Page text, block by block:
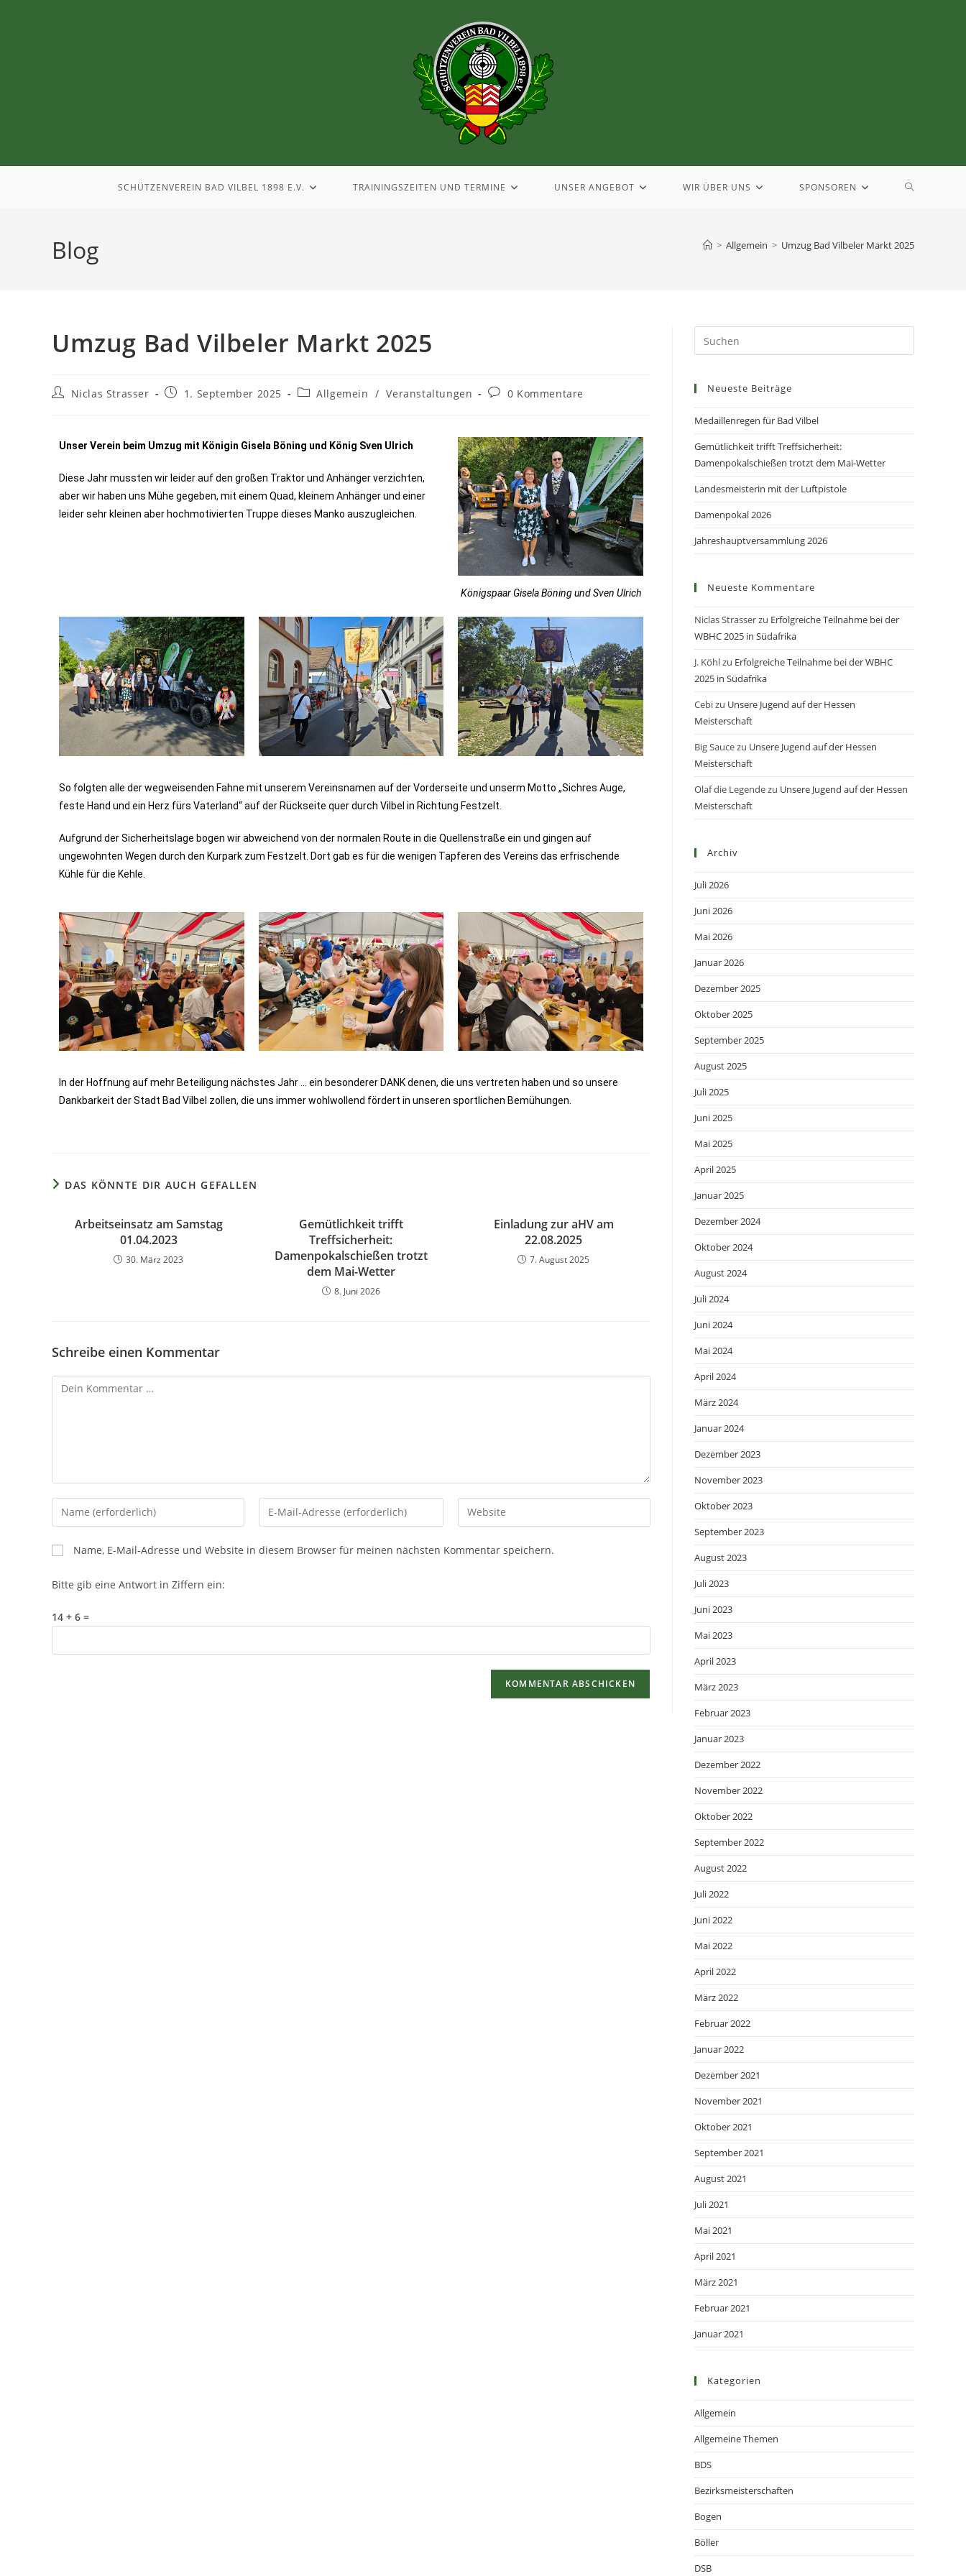
SCHÜTZENVEREIN BAD VILBEL 1898 E.V. TRAININGSZEITEN UND TERMINE UNSER ANGEBOT WIR ÜBER UNS SPONSOREN
Blog > Allgemein > Umzug Bad Vilbeler Markt 2025
Umzug Bad Vilbeler Markt 2025
Niclas Strasser 1. September 2025 Allgemein / Veranstaltungen 0 Kommentare
Unser Verein beim Umzug mit Königin Gisela Böning und König Sven Ulrich
Diese Jahr mussten wir leider auf den großen Traktor und Anhänger verzichten,
aber wir haben uns Mühe gegeben, mit einem Quad, kleinem Anhänger und einer
leider sehr kleinen aber hochmotivierten Truppe dieses Manko auszugleichen.
Königspaar Gisela Böning und Sven Ulrich
So folgten alle der wegweisenden Fahne mit unserem Vereinsnamen auf der Vorderseite und unserm Motto „Sichres Auge,
feste Hand und ein Herz fürs Vaterland“ auf der Rückseite quer durch Vilbel in Richtung Festzelt.
Aufgrund der Sicherheitslage bogen wir abweichend von der normalen Route in die Quellenstraße ein und gingen auf
ungewohnten Wegen durch den Kurpark zum Festzelt. Dort gab es für die wenigen Tapferen des Vereins das erfrischende
Kühle für die Kehle.
In der Hoffnung auf mehr Beteiligung nächstes Jahr … ein besonderer DANK denen, die uns vertreten haben und so unsere
Dankbarkeit der Stadt Bad Vilbel zollen, die uns immer wohlwollend fördert in unseren sportlichen Bemühungen.
DAS KÖNNTE DIR AUCH GEFALLEN
Arbeitseinsatz am Samstag
01.04.2023
30. März 2023
Gemütlichkeit trifft
Treffsicherheit:
Damenpokalschießen trotzt
dem Mai-Wetter
8. Juni 2026
Einladung zur aHV am
22.08.2025
7. August 2025
Schreibe einen Kommentar
Name, E-Mail-Adresse und Website in diesem Browser für meinen nächsten Kommentar speichern.
Bitte gib eine Antwort in Ziffern ein:
14 + 6 =
Neueste Beiträge
Medaillenregen für Bad Vilbel
Gemütlichkeit trifft Treffsicherheit:
Damenpokalschießen trotzt dem Mai-Wetter
Landesmeisterin mit der Luftpistole
Damenpokal 2026
Jahreshauptversammlung 2026
Neueste Kommentare
Niclas Strasserzu Erfolgreiche Teilnahme bei der
WBHC 2025 in Südafrika
J. Köhlzu Erfolgreiche Teilnahme bei der WBHC
2025 in Südafrika
Cebizu Unsere Jugend auf der Hessen
Meisterschaft
Big Saucezu Unsere Jugend auf der Hessen
Meisterschaft
Olaf die Legendezu Unsere Jugend auf der Hessen
Meisterschaft
Archiv
Juli 2026
Juni 2026
Mai 2026
Januar 2026
Dezember 2025
Oktober 2025
September 2025
August 2025
Juli 2025
Juni 2025
Mai 2025
April 2025
Januar 2025
Dezember 2024
Oktober 2024
August 2024
Juli 2024
Juni 2024
Mai 2024
April 2024
März 2024
Januar 2024
Dezember 2023
November 2023
Oktober 2023
September 2023
August 2023
Juli 2023
Juni 2023
Mai 2023
April 2023
März 2023
Februar 2023
Januar 2023
Dezember 2022
November 2022
Oktober 2022
September 2022
August 2022
Juli 2022
Juni 2022
Mai 2022
April 2022
März 2022
Februar 2022
Januar 2022
Dezember 2021
November 2021
Oktober 2021
September 2021
August 2021
Juli 2021
Mai 2021
April 2021
März 2021
Februar 2021
Januar 2021
Kategorien
Allgemein
Allgemeine Themen
BDS
Bezirksmeisterschaften
Bogen
Böller
DSB